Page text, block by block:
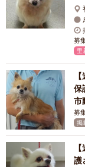
募
里
保
市
募
掲
護